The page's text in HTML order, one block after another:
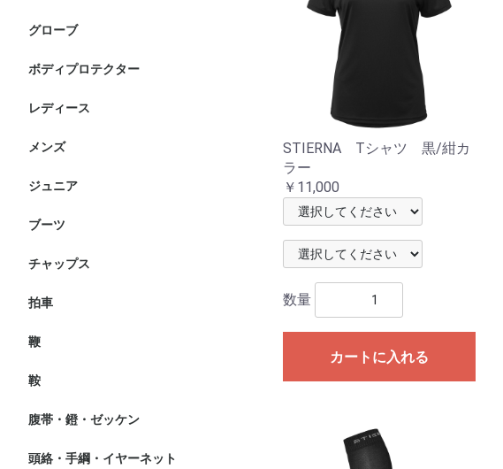
グローブ
ボディプロテクター
レディース
ニーグリップ・膝革・共布キュロッ
フルグリップ・尻革キュロット
競技用ジャケット・小物
ショーシャツ
インナー・ポロシャツ
アウター・ベスト
レインコート
メンズ
ニーグリップ・膝革・共布キュロッ
フルグリップ・尻革キュロット
競技用ジャケット・小物
ショーシャツ
インナー・ポロシャツ
アウター・ベスト
レインコート
ジュニア ヘルメット
ブーツ・チャップス
ニーグリップ・膝革・共布キュロッ
フルグリップキュロット
競技用ジャケット・小物
ショーシャツ
インナー・ポロシャツ
アウター・ベスト
レインコート
ブーツ ブーツ
その他・付属品等
チャップス
拍車
鞭
鞍 障害鞍
馬場鞍
その他
腹帯・鐙・ゼッケン
頭絡・手綱・イヤーネット
STIERNA Tシャツ 黒/紺カ
ラー
￥11,000
数量
カートに入れる